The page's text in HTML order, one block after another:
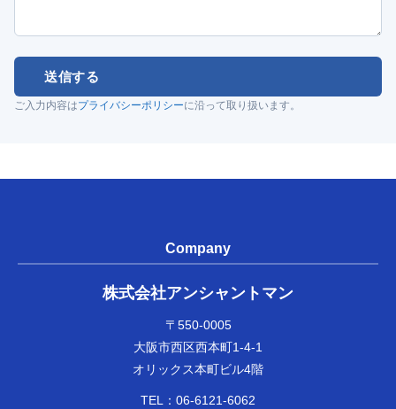
送信する
ご入力内容はプライバシーポリシーに沿って取り扱います。
Company
株式会社アンシャントマン
〒550-0005
大阪市西区西本町1-4-1
オリックス本町ビル4階
TEL： 06-6121-6062